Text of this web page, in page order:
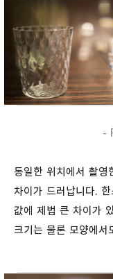
-
동일한 위치에서 촬
차이가 드러납니다.
값에 제법 큰 차이가
크기는 물론 모양에서